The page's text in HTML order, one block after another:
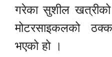
गरेका सुशील
मोटरसाइकलको
भएको हो ।